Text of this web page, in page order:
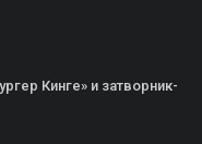
Кинге» и затворник-